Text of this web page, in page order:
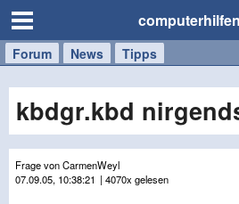
Forum News Tipps
Handy
Tablet
Windows
Mac
kbdgr.kbd
Frage von CarmenWeyl
07.09.05, 10:38:21 | 4070x gelesen